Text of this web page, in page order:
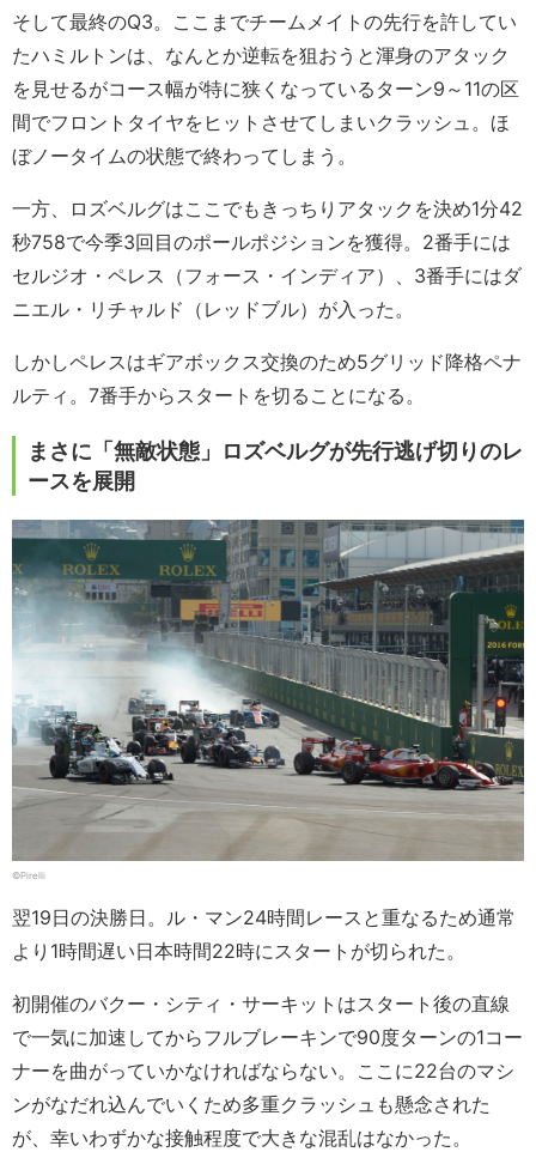
そして最終のQ3。ここまでチームメイトの先行を許してい
たハミルトンは、なんとか逆転を狙おうと渾身のアタック
を見せるがコース幅が特に狭くなっているターン9～11の区
間でフロントタイヤをヒットさせてしまいクラッシュ。ほ
ぼノータイムの状態で終わってしまう。
一方、ロズベルグはここでもきっちりアタックを決め1分42
秒758で今季3回目のポールポジションを獲得。2番手には
セルジオ・ペレス（フォース・インディア）、3番手にはダ
ニエル・リチャルド（レッドブル）が入った。
しかしペレスはギアボックス交換のため5グリッド降格ペナ
ルティ。7番手からスタートを切ることになる。
まさに「無敵状態」ロズベルグが先行逃げ切りのレ
ースを展開
©Pirelli
翌19日の決勝日。ル・マン24時間レースと重なるため通常
より1時間遅い日本時間22時にスタートが切られた。
初開催のバクー・シティ・サーキットはスタート後の直線
で一気に加速してからフルブレーキンで90度ターンの1コー
ナーを曲がっていかなければならない。ここに22台のマシ
ンがなだれ込んでいくため多重クラッシュも懸念された
が、幸いわずかな接触程度で大きな混乱はなかった。